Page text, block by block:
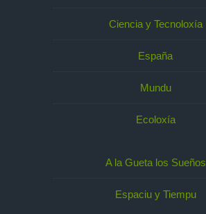
Ciencia y Tecnoloxía
España
Mundu
Ecoloxía
A la Gueta los Sueños
Espaciu y Tiempu